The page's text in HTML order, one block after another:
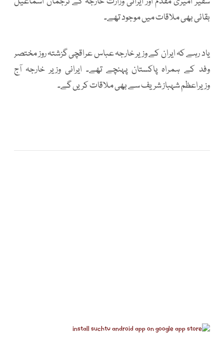
بقائی بھی ملاقات میں موجود تھے۔
یاد رہے کہ ایران کے وزیر خارجہ عباس عراقچی گزشتہ روز مختصر
وفد کے ہمراہ پاکستان پہنچے تھے۔ ایرانی وزیر خارجہ آج
وزیراعظم شہباز شریف سے بھی ملاقات کریں گے۔